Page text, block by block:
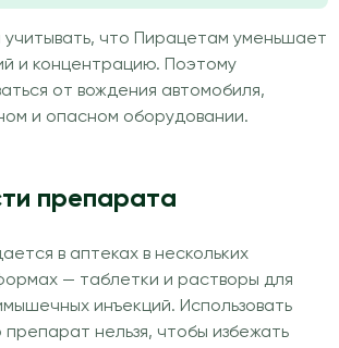
учитывать, что Пирацетам уменьшает
и концентрацию. Поэтому
от вождения автомобиля,
и опасном оборудовании.
препарата
в аптеках в нескольких
— таблетки и растворы для
инъекций. Использовать
нельзя, чтобы избежать